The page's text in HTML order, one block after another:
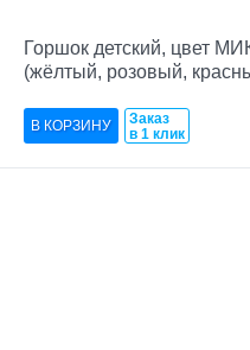
Горшок детский, цвет
(жёлтый, розовый,
Заказ
в 1 клик